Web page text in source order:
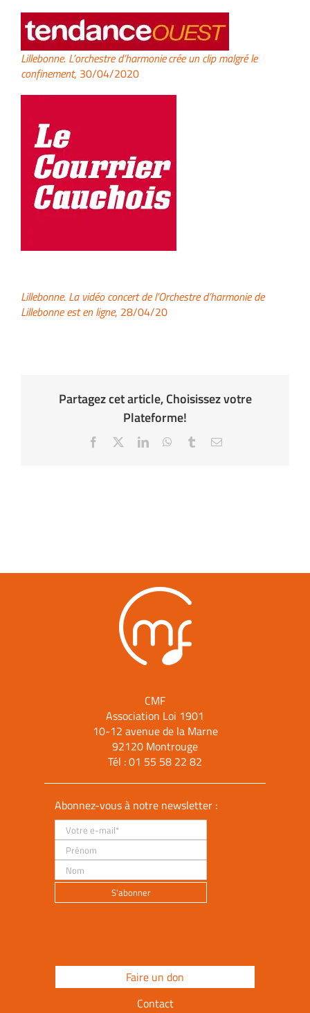
Lillebonne. L’orchestre d’harmonie crée un clip malgré le
confinement, 30/04/2020
Lillebonne. La vidéo concert de l’Orchestre d’harmonie de
Lillebonne est en ligne, 28/04/20
Partagez cet article, Choisissez votre
Plateforme!
Facebook LinkedInWhatsApp
TumblrEmail
CMF
Association Loi 1901
10-12 avenue de la Marne
92120 Montrouge
Tél :01 55 58 22 82
Abonnez-vous à notre newsletter :
Faire un don
Contact